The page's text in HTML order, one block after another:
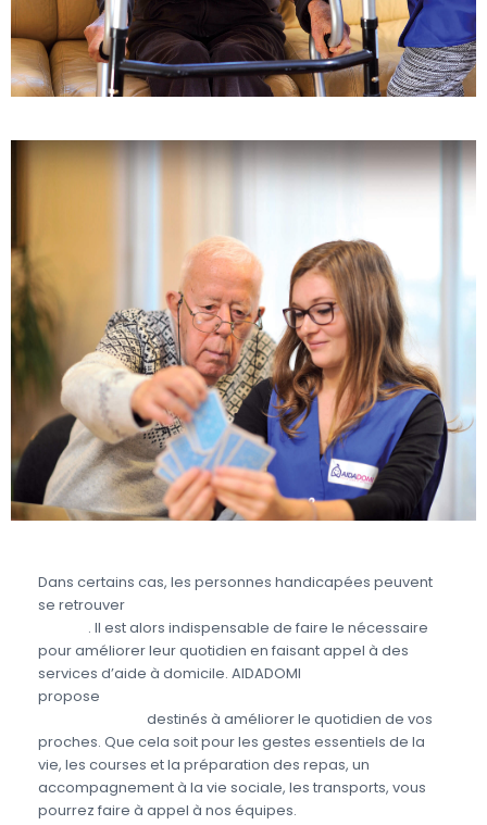
Dans certains cas, les personnes handicapées peuvent
se retrouver
. Il est alors indispensable de faire le nécessaire
pour améliorer leur quotidien en faisant appel à des
services d’aide à domicile. AIDADOMI
propose
destinés à améliorer le quotidien de vos
proches. Que cela soit pour les gestes essentiels de la
vie, les courses et la préparation des repas, un
accompagnement à la vie sociale, les transports, vous
pourrez faire à appel à nos équipes.